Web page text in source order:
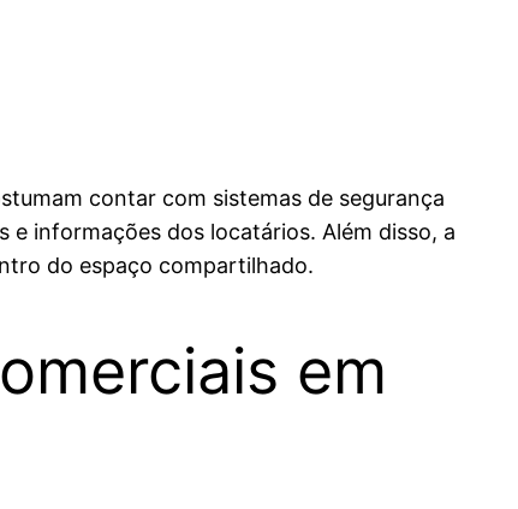
contar com sistemas de segurança
informações dos locatários. Além disso, a
do espaço compartilhado.
em